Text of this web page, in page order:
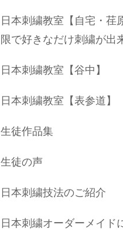
日本刺繍教室【自宅・荏
限で好きなだけ刺繍が出
日本刺繍教室【谷中】
日本刺繍教室【表参道】
生徒作品集
生徒の声
日本刺繍技法のご紹介
日本刺繍オーダーメイド